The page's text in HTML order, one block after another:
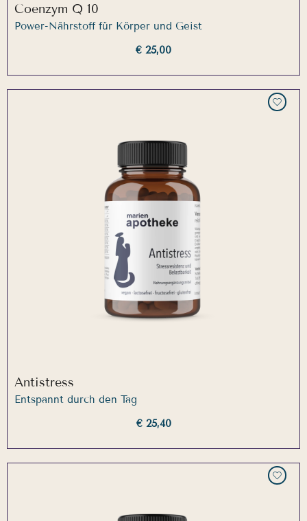
Coenzym Q 10
Power-Nährstoff für Körper und Geist
€ 25,00
Antistress
Entspannt durch den Tag
€ 25,40